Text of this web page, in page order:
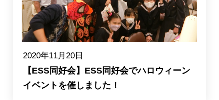
2020年11月20日
【ESS同好会】ESS同好会でハロウィーン
イベントを催しました！